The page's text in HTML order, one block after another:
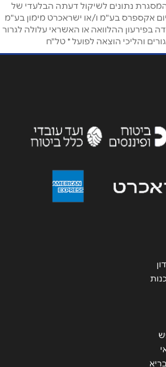
שליחה
נתונים לשיקול דעתה הבלעדי של
אקספרס בע"מ ו/או ישראכרט מימון בע"מ
בפירעון ההלוואה או האשראי עלולה לגרור
והליכי הוצאה לפועל * טל"ח